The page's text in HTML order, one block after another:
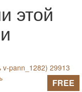
этой
FREE